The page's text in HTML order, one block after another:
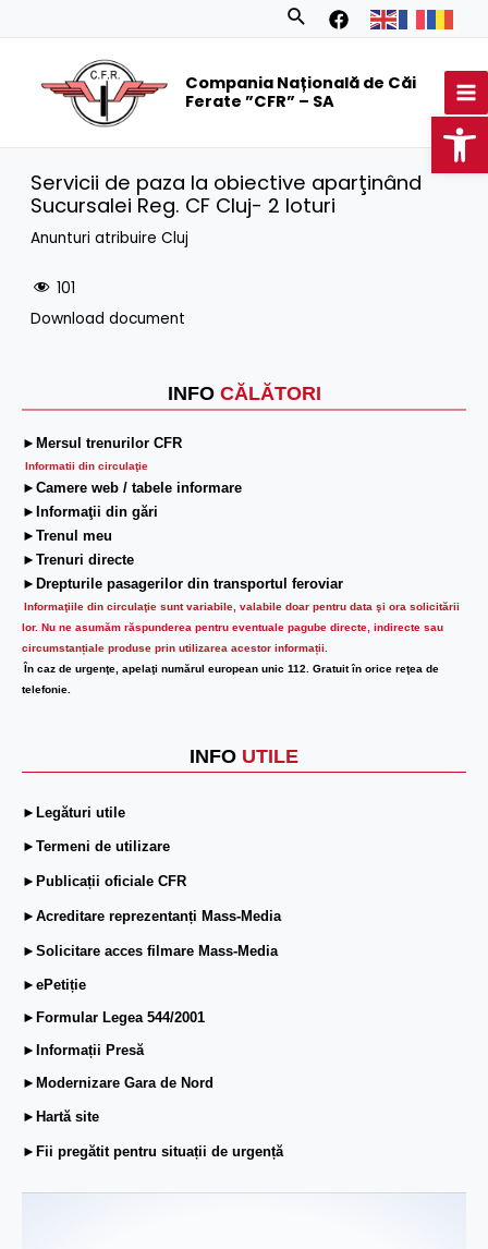
Search
Compania Națională de Căi
Ferate ”CFR” – SA
INFO CĂLĂTORI
►Mersul trenurilor CFR
Informatii din circulaţie
►Camere web / tabele informare
►Informaţii din gări
►Trenul meu
►Trenuri directe
►Drepturile pasagerilor din transportul feroviar
Informaţiile din circulaţie sunt variabile, valabile doar pentru data şi ora solicitării
lor. Nu ne asumăm răspunderea pentru eventuale pagube directe, indirecte sau
circumstanțiale produse prin utilizarea acestor informații.
În caz de urgenţe, apelaţi numărul european unic 112. Gratuit în orice reţea de
telefonie.
INFO UTILE
►Legături utile
►Termeni de utilizare
►Publicații oficiale CFR
►Acreditare reprezentanți Mass-Media
►Solicitare acces filmare Mass-Media
►ePetiție
►Formular Legea 544/2001
►Informații Presă
►Modernizare Gara de Nord
►Hartă site
►Fii pregătit pentru situații de urgență
Servicii de paza la obiective aparţinând
Sucursalei Reg. CF Cluj- 2 loturi
Anunturi atribuire Cluj
101
Download document